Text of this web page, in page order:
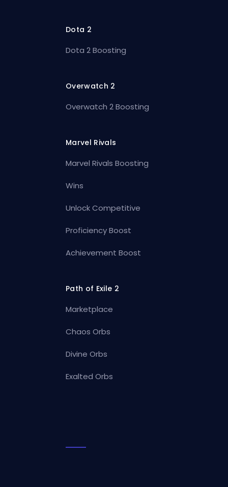
Dota 2
Dota 2 Boosting
Overwatch 2
Overwatch 2 Boosting
Marvel Rivals
Marvel Rivals Boosting
Wins
Unlock Competitive
Proficiency Boost
Achievement Boost
Path of Exile 2
Marketplace
Chaos Orbs
Divine Orbs
Exalted Orbs